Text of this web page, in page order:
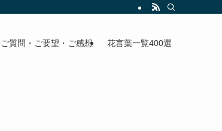
ご質問・ご要望・ご感想 花言葉一覧400選